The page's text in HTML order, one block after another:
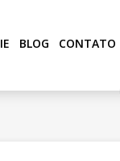
BLOG CONTATO